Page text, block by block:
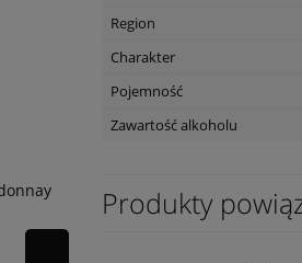
Wino Bonfils L'Esparrou
Sauvignon 0,75L
Region
Charakter
Pojemność
Zawartość alkoholu
Produkty